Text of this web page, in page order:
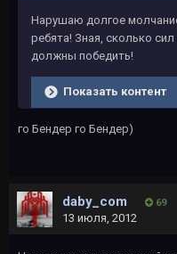
Нарушаю долгое
ребята! Зная, сколько
должны победить!
Показать контент
го Бендер го Бендер)
daby_com 69
13 июля, 2012